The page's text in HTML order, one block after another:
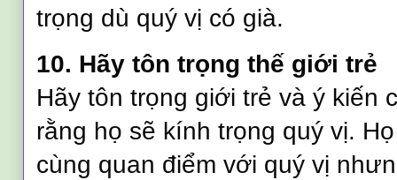
trọng dù quý vị có già.
10. Hãy tôn trọng thế giới trẻ
Hãy tôn trọng giới trẻ và ý kiến
rằng họ sẽ kính trọng quý vị.
cùng quan điểm với quý vị